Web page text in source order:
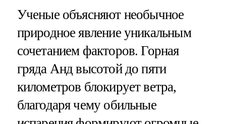
Ученые объясняют необычное
природное явление уникальным
сочетанием факторов. Горная
гряда Анд высотой до пяти
километров блокирует ветра,
благодаря чему обильные